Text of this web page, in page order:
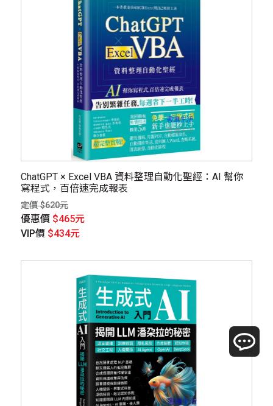
ChatGPT × Excel VBA 資料整理自動化聖經：AI 幫你
寫程式，百倍速完成報表
定價 $620元
優惠價 $465元
VIP價 $434元